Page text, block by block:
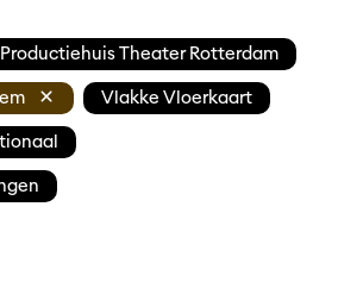
Productiehuis Theater Rotterdam
Vlakke Vloerkaart